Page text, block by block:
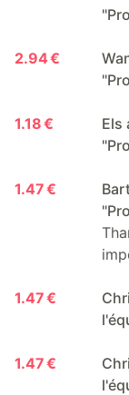
2.94 €
1.18 €
Els
1.47 €
1.47 €
1.47 €